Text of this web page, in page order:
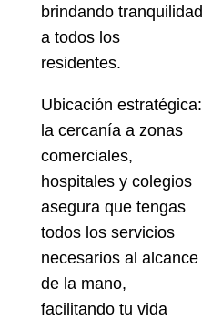
brindando tranquilidad
a todos los
residentes.
Ubicación estratégica:
la cercanía a zonas
comerciales,
hospitales y colegios
asegura que tengas
todos los servicios
necesarios al alcance
de la mano,
facilitando tu vida